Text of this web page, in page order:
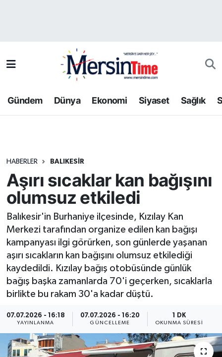
Gündem Dünya Ekonomi Siyaset Sağlık
HABERLER BALIKESIR
Aşırı sıcaklar kan bağışını
olumsuz etkiledi
Balıkesir'in Burhaniye ilçesinde, Kızılay Kan
Merkezi tarafından organize edilen kan bağışı
kampanyası ilgi görürken, son günlerde yaşanan
aşırı sıcakların kan bağışını olumsuz etkilediği
kaydedildi. Kızılay bağış otobüsünde günlük
bağış başka zamanlarda 70'i geçerken, sıcaklarla
birlikte bu rakam 30'a kadar düştü.
07.07.2026 - 16:18
YAYINLANMA
07.07.2026 - 16:20
GÜNCELLEME
1 DK
OKUNMA SÜRESI
Bilim-Teknoloji
Dünya
Ekonomi
Gündem
Kültür-Sanat
Resmi İlan
Sağlık
Siyaset
Spor
Yaşam
Trafik Durumu
Tüm Manşetler
Haber Arşivi